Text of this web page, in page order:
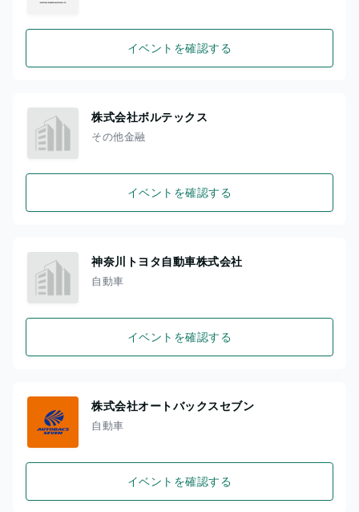
イベントを確認する
株式会社ボルテックス
その他金融
イベントを確認する
神奈川トヨタ自動車株式会社
自動車
イベントを確認する
株式会社オートバックスセブン
自動車
イベントを確認する